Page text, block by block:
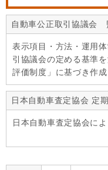
自動車公正取引協議会
表示項目・方法・運用
引協議会の定める基準
評価制度」に基づき作成
日本自動車査定協会 定
日本自動車査定協会に